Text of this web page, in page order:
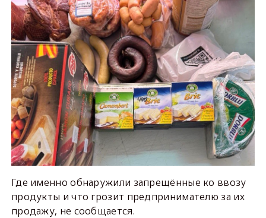
Где именно обнаружили запрещённые ко ввозу
продукты и что грозит предпринимателю за их
продажу, не сообщается.